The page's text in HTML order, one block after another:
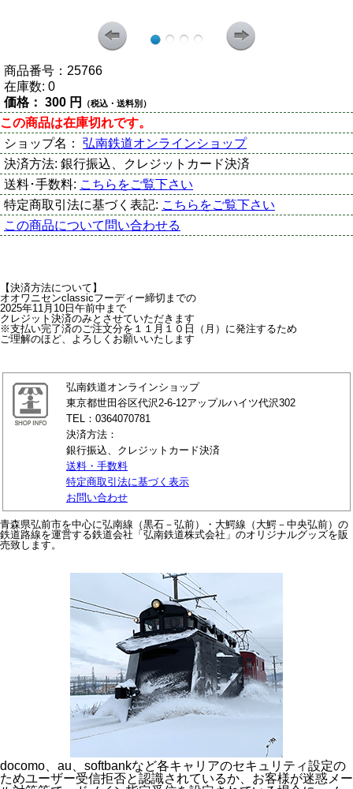
商品番号： 25766
在庫数: 0
価格： 300 円 （税込・送料別）
この商品は在庫切れです。
ショップ名： 弘南鉄道オンラインショップ
決済方法: 銀行振込、クレジットカード決済
送料･手数料: こちらをご覧下さい
特定商取引法に基づく表記: こちらをご覧下さい
この商品について問い合わせる
【決済方法について】
オオワニセンclassicフーディー締切までの
2025年11月10日午前中まで
クレジット決済のみとさせていただきます
※支払い完了済のご注文分を１１月１０日（月）に発注するため
ご理解のほど、よろしくお願いいたします
弘南鉄道オンラインショップ
東京都世田谷区代沢2-6-12アップルハイツ代沢302
TEL：0364070781
決済方法：
銀行振込、クレジットカード決済
送料・手数料
特定商取引法に基づく表示
お問い合わせ
青森県弘前市を中心に弘南線（黒石－弘前）・大鰐線（大鰐－中央弘前）の
鉄道路線を運営する鉄道会社「弘南鉄道株式会社」のオリジナルグッズを販
売致します。
docomo、au、softbankなど各キャリアのセキュリティ設定の
ためユーザー受信拒否と認識されているか、お客様が迷惑メー